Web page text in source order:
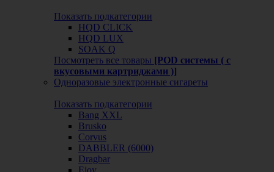
Показать подкатегории
HQD CLICK
HQD LUX
SOAK Q
Посмотреть все товары [POD системы ( с
вкусовыми картриджами )]
Одноразовые электронные сигареты
Показать подкатегории
Bang XXL
Brusko
Corvus
DABBLER (6000)
Dragbar
Ejoy